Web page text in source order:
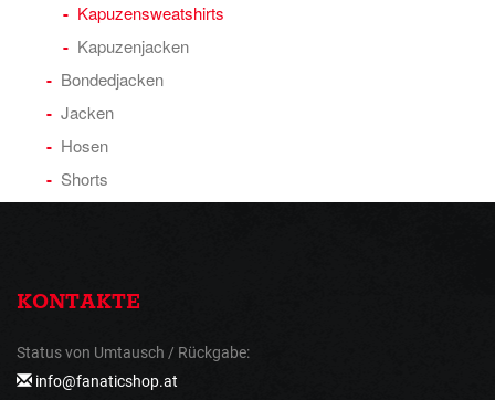
Kapuzensweatshirts
Kapuzenjacken
Bondedjacken
Jacken
Hosen
Shorts
KONTAKTE
Status von Umtausch / Rückgabe:
info@fanaticshop.at